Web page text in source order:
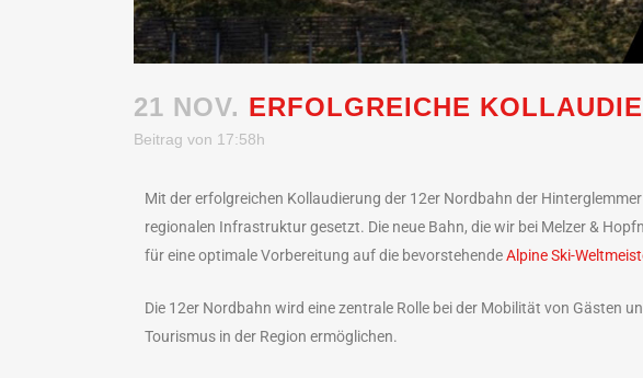
21 NOV. ERFOLGREICHE
Beitrag von 17:58h
Mit der erfolgreichen Kollaudierung der 12er Nordbahn der
regionalen Infrastruktur gesetzt. Die neue Bahn, die wir bei Melzer &
für eine optimale Vorbereitung auf die bevorstehendeAlpine Ski-
Die 12er Nordbahn wird eine zentrale Rolle bei der Mobilität von Gästen
Tourismus in der Region ermöglichen.